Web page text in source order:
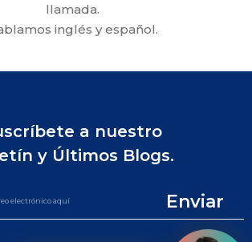
llamada.
inglés y español.
a nuestro
y Últimos Blogs.
Enviar